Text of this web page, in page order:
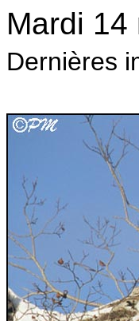
Mardi 14
Dernières